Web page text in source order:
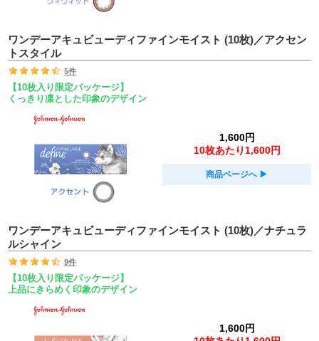
ワンデーアキュビューディファインモイスト (10枚)／アクセン
トスタイル
5件
【10枚入り限定パッケージ】
くっきり凛とした印象のデザイン
1,600円
10枚あたり1,600円
商品ページへ ▶︎
ワンデーアキュビューディファインモイスト (10枚)／ナチュラ
ルシャイン
9件
【10枚入り限定パッケージ】
上品にきらめく印象のデザイン
1,600円